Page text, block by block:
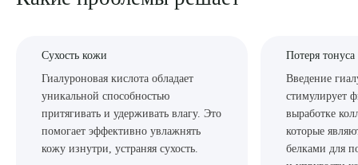
Сухость кожи
Гиалуроновая кислота обладает
уникальной способностью
притягивать и удерживать влагу. Это
помогает эффективно увлажнять
кожу изнутри, устраняя сухость.
Потеря
Введение
стимулирует
выработке
которые
белками для